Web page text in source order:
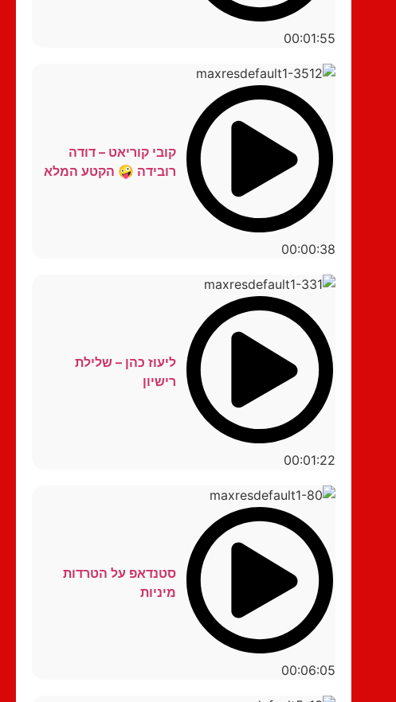
00:01:55
00:00:38
קובי קוריאט – דודה
רובידה 🤪 הקטע המלא
00:01:22
ליעוז כהן – שלילת
רישיון
00:06:05
סטנדאפ על הטרדות
מיניות